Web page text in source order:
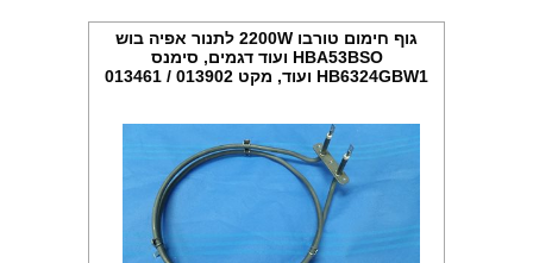
גוף חימום טורבו 2200W לתנור אפיה בוש
HBA53BSO ועוד דגמים, סימנס
HB6324GBW1 ועוד, מקט 013902 / 013461